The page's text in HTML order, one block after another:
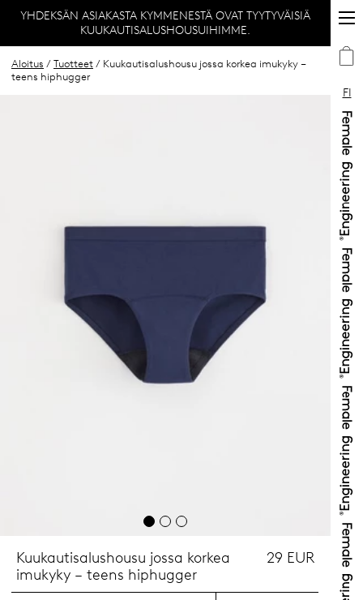
FI
YHDEKSÄN ASIAKASTA KYMMENESTÄ OVAT TYYTYVÄISIÄ
KUUKAUTISALUSHOUSUIHIMME.
Aloitus / Tuotteet / Kuukautisalushousu jossa korkea imukyky –
teens hiphugger
Kuukautisalushousu jossa korkea
imukyky – teens hiphugger
29 EUR